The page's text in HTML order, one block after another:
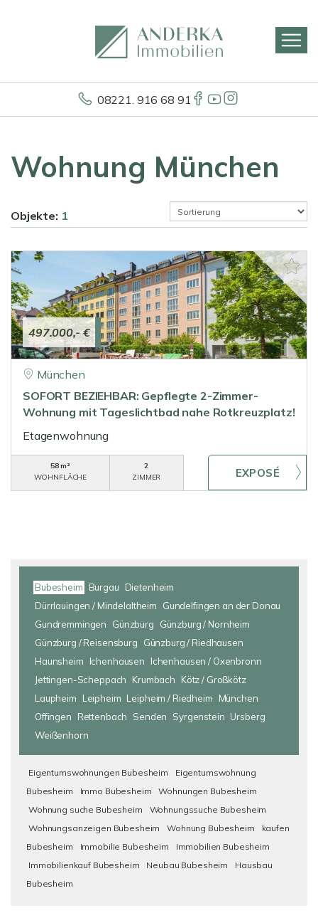
08221. 916 68 91
Wohnung München
Objekte: 1
497.000,- €
München
SOFORT BEZIEHBAR: Gepflegte 2-Zimmer-
Wohnung mit Tageslichtbad nahe Rotkreuzplatz!
Etagenwohnung
58 m²
WOHNFLÄCHE
2
ZIMMER
Bubesheim Burgau
Dietenheim
Dürrlauingen / Mindelaltheim
Gundelfingen an der Donau
Gundremmingen
Günzburg
Günzburg / Nornheim
Günzburg / Reisensburg
Günzburg / Riedhausen
Haunsheim
Ichenhausen
Ichenhausen / Oxenbronn
Jettingen-Scheppach
Krumbach
Kötz / Großkötz
Laupheim
Leipheim Leipheim / Riedheim
München
Offingen
Rettenbach Senden Syrgenstein Ursberg
Weißenhorn
Eigentumswohnungen Bubesheim
Eigentumswohnung
Bubesheim
Immo Bubesheim
Wohnungen Bubesheim
Wohnung suche Bubesheim
Wohnungssuche Bubesheim
Wohnungsanzeigen Bubesheim
Wohnung Bubesheim
kaufen
Bubesheim
Immobilie Bubesheim
Immobilien Bubesheim
Immobilienkauf Bubesheim
Neubau Bubesheim
Hausbau
Bubesheim